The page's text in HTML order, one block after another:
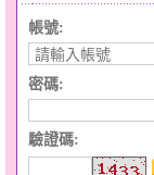
帳號:
密碼:
驗證碼: